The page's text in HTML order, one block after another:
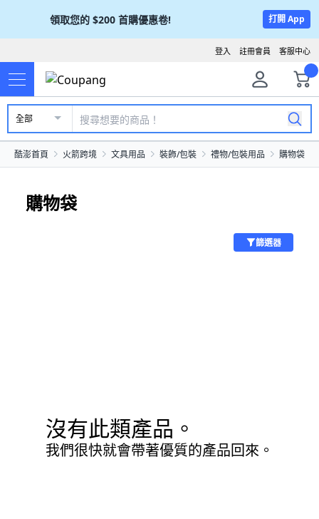
領取您的 $200 首購優惠卷! 打開 App
客服中心
註冊會員
登入
全部
酷澎首頁 火箭跨境 文具用品 裝飾/包裝 禮物/包裝用品 購物袋
購物袋
篩選器
沒有此類產品。
我們很快就會帶著優質的產品回來。